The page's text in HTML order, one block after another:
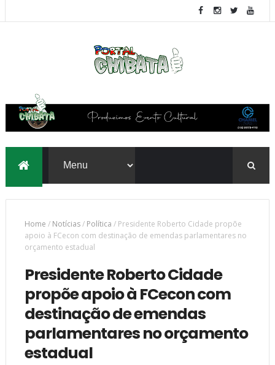
Home / Notícias/ Política / Presidente Roberto Cidade propõe
apoio à FCecon com destinação de emendas parlamentares no
orçamento estadual
Presidente Roberto Cidade
propõe apoio à FCecon com
destinação de emendas
parlamentares no orçamento
estadual